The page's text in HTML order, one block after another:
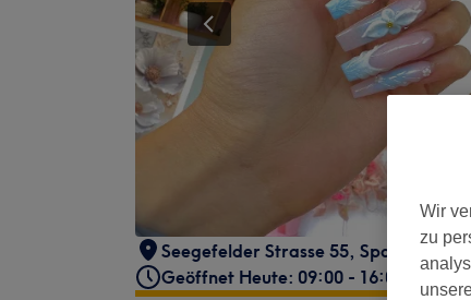
Seegefelder Strasse 55, Spandau,
Geöffnet Heute: 09:00 - 16:00
Wir
zu